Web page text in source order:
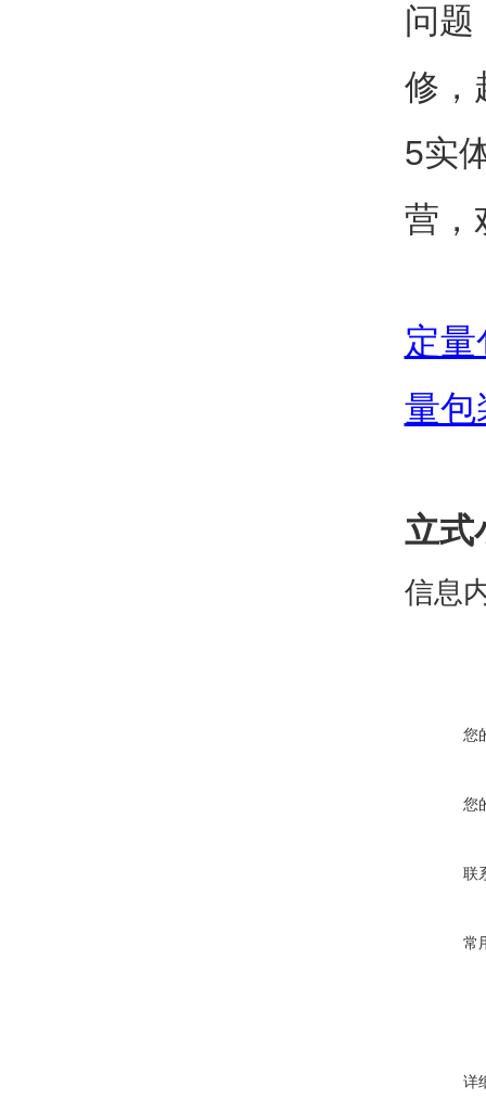
问题
修，
5实
营，
定量
量包
立式
信息
您
您
联
常
详